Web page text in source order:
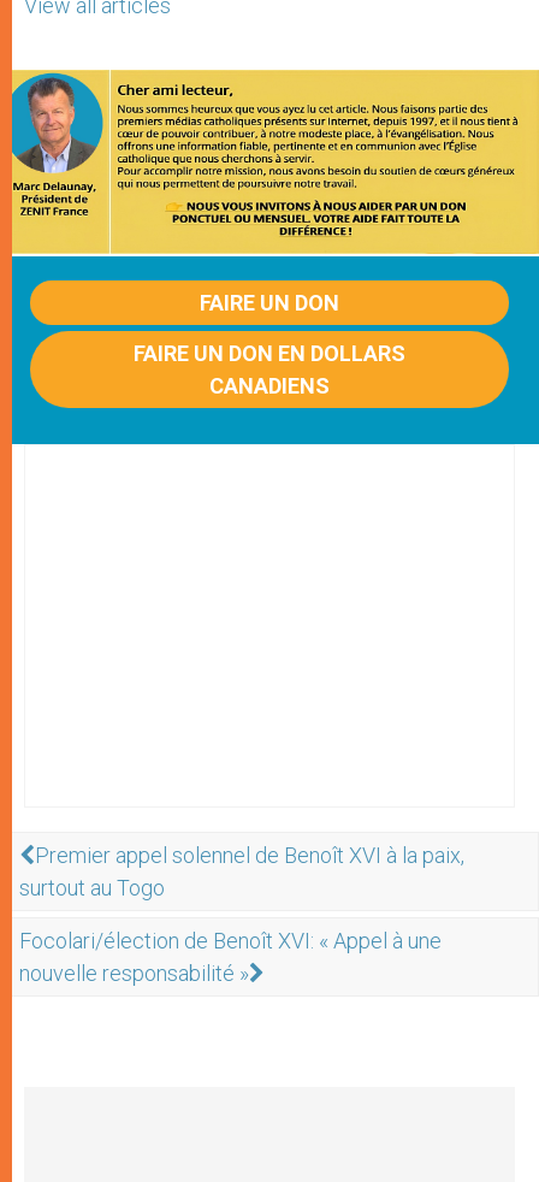
View all articles
FAIRE UN DON
FAIRE UN DON EN DOLLARS
CANADIENS
Premier appel solennel de Benoît XVI à la paix,
surtout au Togo
Focolari/élection de Benoît XVI: « Appel à une
nouvelle responsabilité »